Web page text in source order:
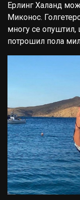
Ерлинг Халанд
Миконос.
многу се опуштил,
потрошил пола